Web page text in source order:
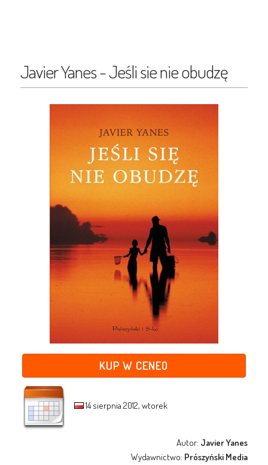
Javier Yanes - Jeśli sie nie obudzę
KUP W CENEO
14 sierpnia 2012, wtorek
Autor: Javier Yanes
Wydawnictwo: Prószyński Media